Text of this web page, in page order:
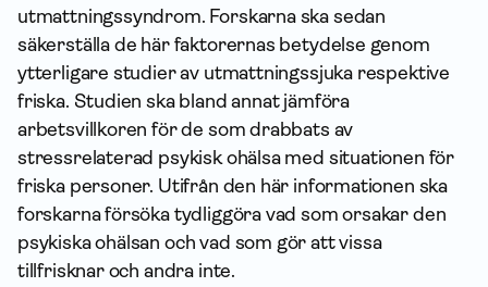
utmattnings­syndrom. Forskarna ska sedan
säkerställa de här faktorernas betydelse genom
ytterligare studier av utmattningssjuka respektive
friska. Studien ska bland annat jämföra
arbetsvillkoren för de som drabbats av
stressrelaterad psykisk ohälsa med situationen för
friska personer. Utifrån den här infor­mationen ska
forskarna försöka tydliggöra vad som orsakar den
psykiska ohälsan och vad som gör att vissa
tillfrisknar och andra inte.